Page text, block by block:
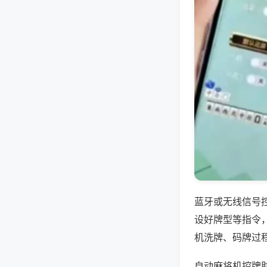
蓝牙或无线信号
设好牌型等指令
机洗牌、码牌过